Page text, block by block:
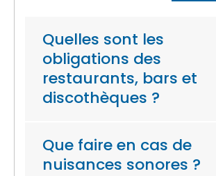
Quelles sont les
obligations des
restaurants, bars et
discothèques ?
Que faire en cas de
nuisances sonores ?